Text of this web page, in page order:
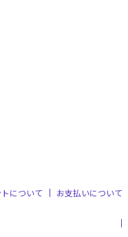
について お支払いについて